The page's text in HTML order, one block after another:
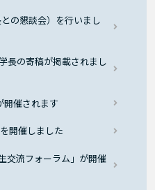
の懇談会）を行いまし
長の寄稿が掲載されまし
開催されます
開催しました
交流フォーラム」が開催